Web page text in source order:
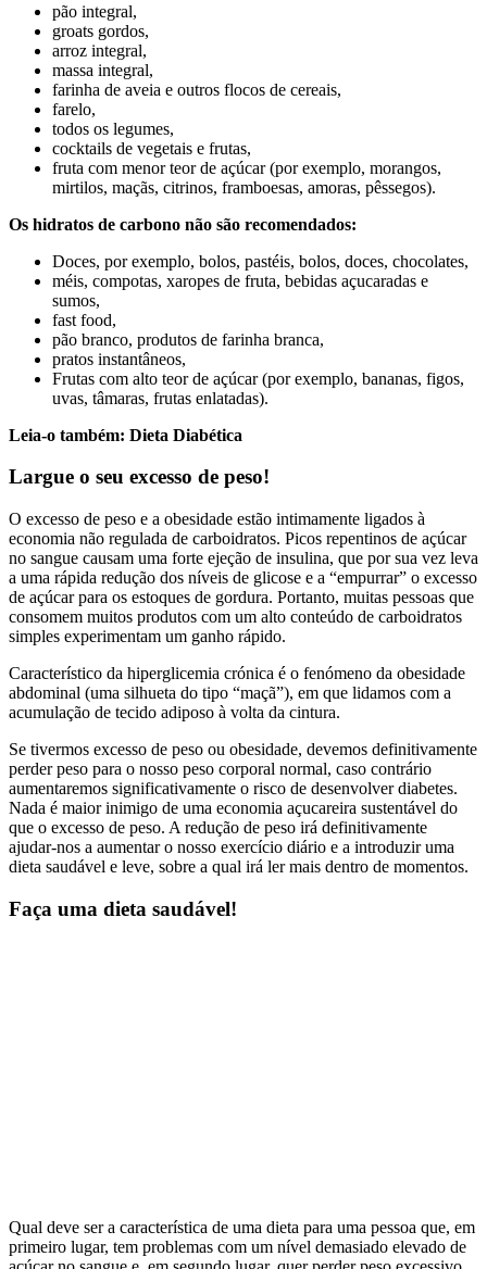
pão integral,
groats gordos,
arroz integral,
massa integral,
farinha de aveia e outros flocos de cereais,
farelo,
todos os legumes,
cocktails de vegetais e frutas,
fruta com menor teor de açúcar (por exemplo, morangos,
mirtilos, maçãs, citrinos, framboesas, amoras, pêssegos).
Os hidratos de carbono não são recomendados:
Doces, por exemplo, bolos, pastéis, bolos, doces, chocolates,
méis, compotas, xaropes de fruta, bebidas açucaradas e
sumos,
fast food,
pão branco, produtos de farinha branca,
pratos instantâneos,
Frutas com alto teor de açúcar (por exemplo, bananas, figos,
uvas, tâmaras, frutas enlatadas).
Leia-o também: Dieta Diabética
Largue o seu excesso de peso!
O excesso de peso e a obesidade estão intimamente ligados à
economia não regulada de carboidratos. Picos repentinos de açúcar
no sangue causam uma forte ejeção de insulina, que por sua vez leva
a uma rápida redução dos níveis de glicose e a “empurrar” o excesso
de açúcar para os estoques de gordura. Portanto, muitas pessoas que
consomem muitos produtos com um alto conteúdo de carboidratos
simples experimentam um ganho rápido.
Característico da hiperglicemia crónica é o fenómeno da obesidade
abdominal (uma silhueta do tipo “maçã”), em que lidamos com a
acumulação de tecido adiposo à volta da cintura.
Se tivermos excesso de peso ou obesidade, devemos definitivamente
perder peso para o nosso peso corporal normal, caso contrário
aumentaremos significativamente o risco de desenvolver diabetes.
Nada é maior inimigo de uma economia açucareira sustentável do
que o excesso de peso. A redução de peso irá definitivamente
ajudar-nos a aumentar o nosso exercício diário e a introduzir uma
dieta saudável e leve, sobre a qual irá ler mais dentro de momentos.
Faça uma dieta saudável!
Qual deve ser a característica de uma dieta para uma pessoa que, em
primeiro lugar, tem problemas com um nível demasiado elevado de